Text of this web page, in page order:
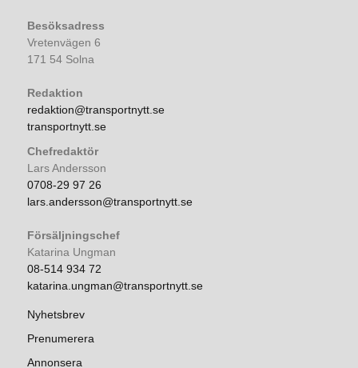
Besöksadress
Vretenvägen 6
171 54 Solna
Redaktion
redaktion@transportnytt.se
transportnytt.se
Chefredaktör
Lars Andersson
0708-29 97 26
lars.andersson@transportnytt.se
Försäljningschef
Katarina Ungman
08-514 934 72
katarina.ungman@transportnytt.se
Nyhetsbrev
Prenumerera
Annonsera